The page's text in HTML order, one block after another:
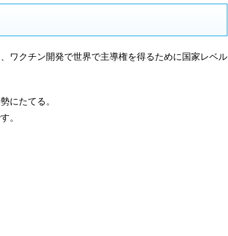
ワクチン開発で世界で主導権を得るために国家レベル
にたてる。
。